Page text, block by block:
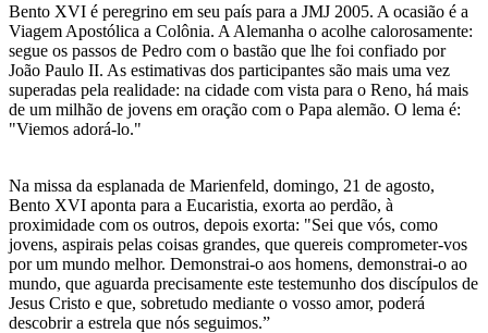
Bento XVI é peregrino em seu país para a JMJ 2005. A ocasião é a
Viagem Apostólica a Colônia. A Alemanha o acolhe calorosamente:
segue os passos de Pedro com o bastão que lhe foi confiado por
João Paulo II. As estimativas dos participantes são mais uma vez
superadas pela realidade: na cidade com vista para o Reno, há mais
de um milhão de jovens em oração com o Papa alemão. O lema é:
"Viemos adorá-lo."
Na missa da esplanada de Marienfeld, domingo, 21 de agosto,
Bento XVI aponta para a Eucaristia, exorta ao perdão, à
proximidade com os outros, depois exorta: "Sei que vós, como
jovens, aspirais pelas coisas grandes, que quereis comprometer-vos
por um mundo melhor. Demonstrai-o aos homens, demonstrai-o ao
mundo, que aguarda precisamente este testemunho dos discípulos de
Jesus Cristo e que, sobretudo mediante o vosso amor, poderá
descobrir a estrela que nós seguimos.”